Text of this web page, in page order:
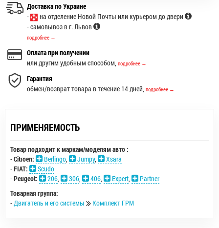
Доставка по Украине
-
на отделение Новой Почты или курьером до двери
- самовывоз в г. Львов
подробнее →
Оплата при получении
или другим удобным способом, подробнее →
Гарантия
обмен/возврат товара в течение 14 дней, подробнее →
ПРИМЕНЯЕМОСТЬ
Товар подходит к маркам/моделям авто :
-Citroen: Berlingo, Jumpy,
Xsara
-FIAT:
Scudo
-Peugeot: 206, 306, 406, Expert,
Partner
Товарная группа:
-Двигатель и его системы Комплект ГРМ